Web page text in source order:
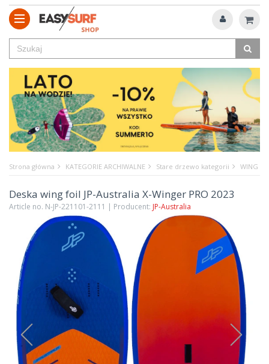
Strona główna KATEGORIE ARCHIWALNE Stare drzewo kategorii WING
Deska wing foil JP-Australia X-Winger PRO 2023
Article no. N-JP-221101-2111 | Producent: JP-Australia